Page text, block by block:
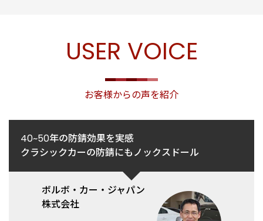
USER VOICE
お客様からの声を紹介
40~50年の防錆効果を実感
クラシックカーの防錆にもノックスドール
ボルボ・カー・ジャパン
株式会社